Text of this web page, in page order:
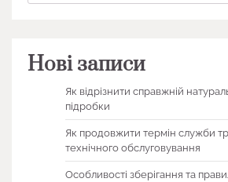
Нові записи
Як відрізнити справжній
підробки
Як продовжити термін служби
технічного обслуговування
Особливості зберігання та